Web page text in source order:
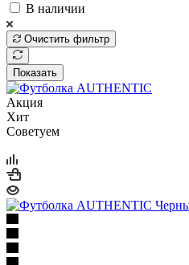
В наличии
Очистить фильтр
Показать
Акция
Хит
Советуем